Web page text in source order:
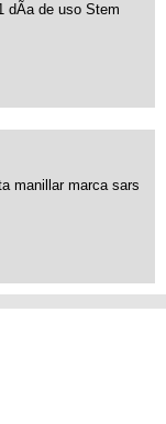
dÃ­a de uso Stem
manillar marca sars